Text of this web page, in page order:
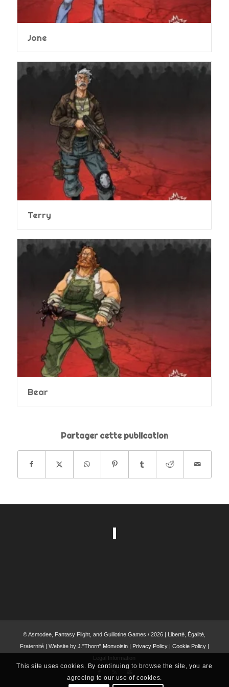
Jane
Terry
Bear
Partager cette publication
© Asmodee, Fantasy Flight, and Guillotine Games / 2026 | Liberté, Égalité,
Fraternité | Website by J."Thorn" Monvoisin| Privacy Policy| Cookie Policy|
Legal Information
This site uses cookies. By continuing to browse the site, you are
agreeing to our use of cookies.